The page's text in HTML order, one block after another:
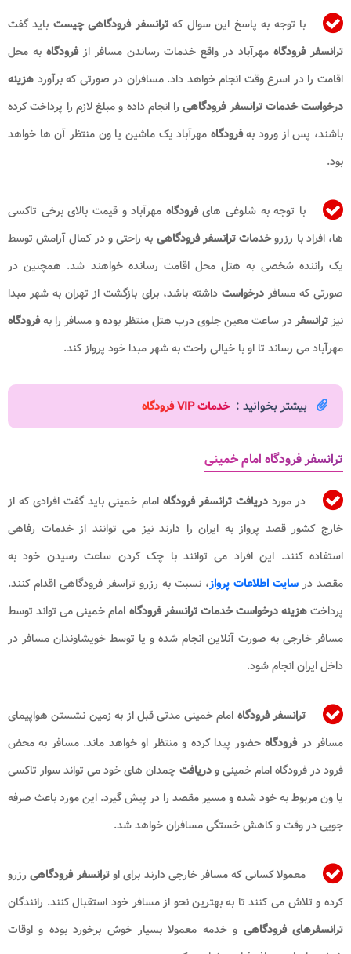
با توجه به پاسخ این سوال کهترانسفر فرودگاهی چیست باید گفت
ترانسفر فرودگاهمهرآباد در واقع خدمات رساندن مسافر ازفرودگاه به محل
اقامت را در اسرع وقت انجام خواهد داد. مسافران در صورتی که برآورد هزینه
درخواست خدمات​ ترانسفر فرودگاهیرا انجام داده و مبلغ لازم را پرداخت کرده
باشند، پس از ورود بهفرودگاه مهرآباد یک ماشین یا ون منتظر آن ها خواهد
بود.
با توجه به شلوغی هایفرودگاه مهرآباد و قیمت بالای برخی تاکسی
ها، افراد با رزروخدمات ترانسفر فرودگاهی به راحتی و در کمال آرامش توسط
یک راننده شخصی به هتل محل اقامت رسانده خواهند شد. همچنین در
صورتی که مسافردرخواست داشته باشد، برای بازگشت از تهران به شهر مبدا
نیزترانسفردر ساعت معین جلوی درب هتل منتظر بوده و مسافر را بهفرودگاه
مهرآباد می رساند تا او با خیالی راحت به شهر مبدا خود پرواز کند.
بیشتر بخوانید : خدمات VIP فرودگاه
ترانسفر فرودگاه امام خمینی
در مورد دریافت ترانسفر فرودگاه امام خمینی باید گفت افرادی که از
خارج کشور قصد پرواز به ایران را دارند نیز می توانند از خدمات رفاهی
استفاده کنند. این افراد می توانند با چک کردن ساعت رسیدن خود به
مقصد در سایت اطلاعات پرواز، نسبت به رزرو تراسفر فرودگاهی اقدام کنند.
پرداختهزینه درخواست خدمات​ ترانسفر فرودگاه امام خمینی می تواند توسط
مسافر خارجی به صورت آنلاین انجام شده و یا توسط خویشاوندان مسافر در
داخل ایران انجام شود.
ترانسفر فرودگاه امام خمینی مدتی قبل از به زمین نشستن هواپیمای
مسافر درفرودگاهحضور پیدا کرده و منتظر او خواهد ماند. مسافر به محض
فرود در فرودگاه امام خمینی ودریافت چمدان های خود می تواند سوار تاکسی
یا ون مربوط به خود شده و مسیر مقصد را در پیش گیرد. این مورد باعث صرفه
جویی در وقت و کاهش خستگی مسافران خواهد شد.
معمولا کسانی که مسافر خارجی دارند برای اوترانسفر فرودگاهیرزرو
کرده و تلاش می کنند تا به بهترین نحو از مسافر خود استقبال کنند. رانندگان
ترانسفرهای فرودگاهی و خدمه معمولا بسیار خوش برخورد بوده و اوقات